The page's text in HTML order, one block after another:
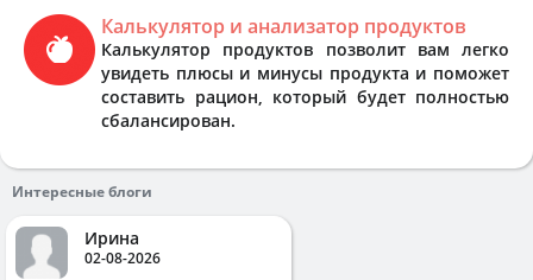
Калькулятор и анализатор продуктов
Калькулятор продуктов позволит вам легко
увидеть плюсы и минусы продукта и поможет
составить рацион, который будет полностью
сбалансирован.
Интересные блоги
Ирина
02-08-2026